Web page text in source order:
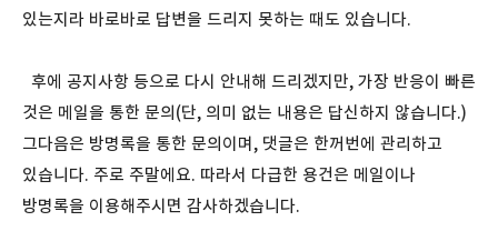
있는지라 바로바로 답변을 드리지 못하는 때도 있습니다.
후에 공지사항 등으로 다시 안내해 드리겠지만, 가장 반응이 빠른
것은 메일을 통한 문의(단, 의미 없는 내용은 답신하지 않습니다.)
그다음은 방명록을 통한 문의이며, 댓글은 한꺼번에 관리하고
있습니다. 주로 주말에요. 따라서 다급한 용건은 메일이나
방명록을 이용해주시면 감사하겠습니다.